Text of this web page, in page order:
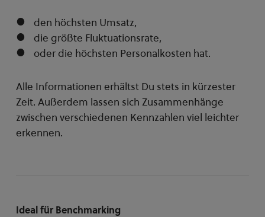
den höchsten Umsatz,
die größte Fluktuationsrate,
oder die höchsten Personalkosten hat.
Alle Informationen erhältst Du stets in kürzester
Zeit. Außerdem lassen sich Zusammenhänge
zwischen verschiedenen Kennzahlen viel leichter
erkennen.
Ideal für Benchmarking